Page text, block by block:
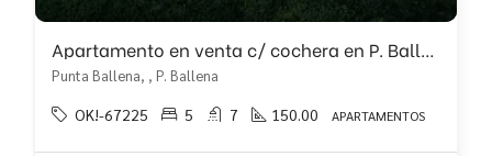
Apartamento en venta c/ cochera en P. Ballena
Punta Ballena, , P. Ballena
OK!-67225 5 7 150.00 APARTAMENTOS